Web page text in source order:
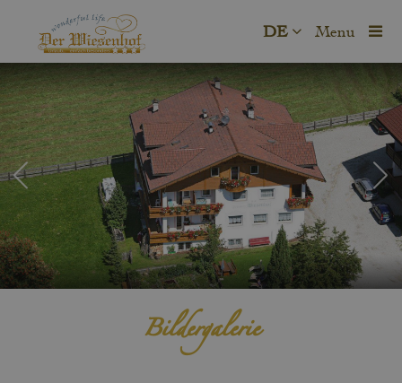
Menu
DE
Bildergalerie